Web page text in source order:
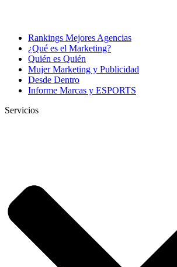
Rankings Mejores Agencias
¿Qué es el Marketing?
Quién es Quién
Mujer Marketing y Publicidad
Desde Dentro
Informe Marcas y ESPORTS
Servicios